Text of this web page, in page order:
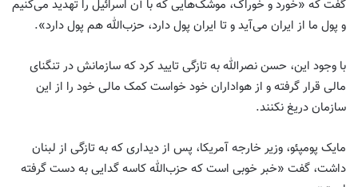
گفت که «خورد و خوراک، موشک‌هایی که با آن اسرائیل را تهدید می‌کنیم
و پول ما از ایران می‌آید و تا ایران پول دارد، حزب‌الله هم پول دارد».
با وجود این، حسن نصرالله به تازگی تایید کرد که سازمانش در تنگنای
مالی قرار گرفته و از هواداران خود خواست کمک مالی خود را از این
سازمان دریغ نکنند.
مایک پومپئو، وزیر خارجه آمریکا، پس از دیداری که به تازگی از لبنان
داشت، گفت «خبر خوبی است که حزب‌الله کاسه گدایی به دست گرفته